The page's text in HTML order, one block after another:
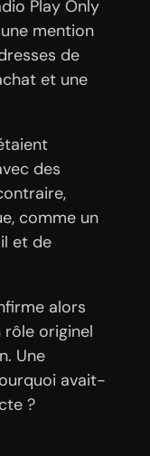
Play Only
mention
de
et une
des
comme un
et de
alors
rôle originel
Une
avait-
?